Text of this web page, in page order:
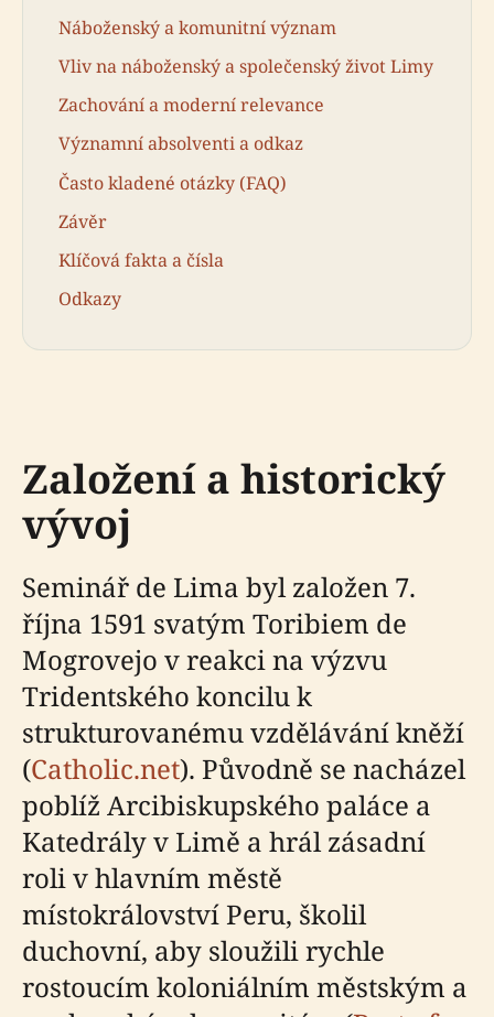
Náboženský a komunitní význam
Vliv na náboženský a společenský život Limy
Zachování a moderní relevance
Významní absolventi a odkaz
Často kladené otázky (FAQ)
Závěr
Klíčová fakta a čísla
Odkazy
Založení a historický
vývoj
Seminář de Lima byl založen 7.
října 1591 svatým Toribiem de
Mogrovejo v reakci na výzvu
Tridentského koncilu k
strukturovanému vzdělávání kněží
(Catholic.net). Původně se nacházel
poblíž Arcibiskupského paláce a
Katedrály v Limě a hrál zásadní
roli v hlavním městě
místokrálovství Peru, školil
duchovní, aby sloužili rychle
rostoucím koloniálním městským a